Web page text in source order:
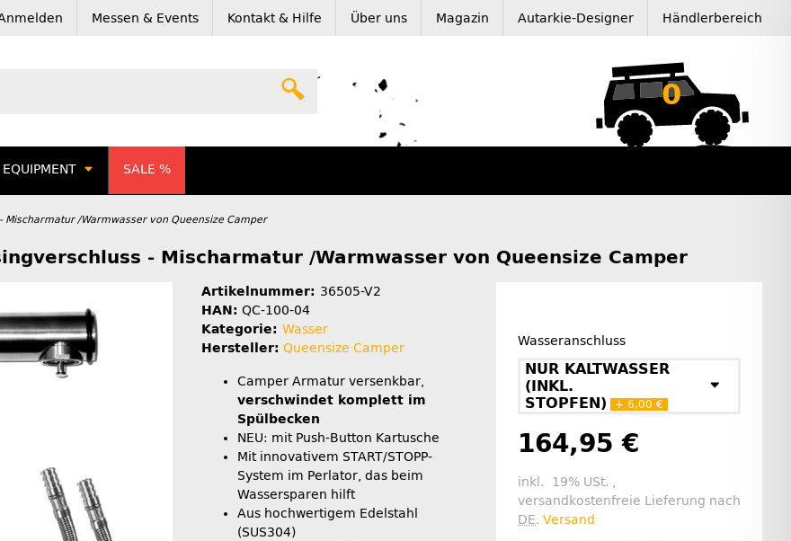
Messen & Events Kontakt & Hilfe Über uns Magazin Autarkie-Designer Händlerbereich
0
EQUIPMENT SALE %
/Warmwasser von Queensize Camper
- Mischarmatur /Warmwasser von Queensize Camper
Artikelnummer: 36505-V2
HAN: QC-100-04
Kategorie: Wasser
Hersteller: Queensize Camper
Camper Armatur versenkbar,
verschwindet komplett im
Spülbecken
NEU: mit Push-Button Kartusche
Mit innovativem START/STOPP-
System im Perlator, das beim
Wassersparen hilft
Aus hochwertigem Edelstahl
(SUS304)
Wasseranschluss
NUR KALTWASSER
(INKL.
STOPFEN)
+ 6,00 €
164,95 €
inkl. 19% USt. ,
versandkostenfreie Lieferung nach
DE. Versand